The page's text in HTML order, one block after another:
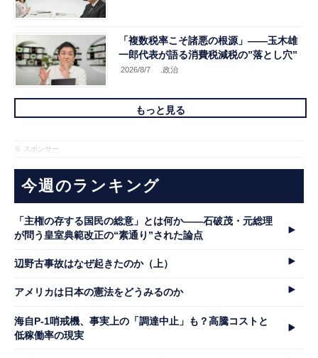
「複数税率こそ諸悪の根源」――玉木雄
一郎代表が語る消費税減税の”落とし穴”
2026/8/7 .政治
もっと見る
※ スポンサー
今週のランキング
「主権の存する国民の総意」とは何か――石破茂・元総理
が問う皇室典範改正の“素通り”された論点
辺野古事故はなぜ起きたのか（上）
アメリカは日本の憲法をどうみるのか
海自P-1哨戒機、事実上の「調達中止」も？高騰コストと
低稼働率の現実